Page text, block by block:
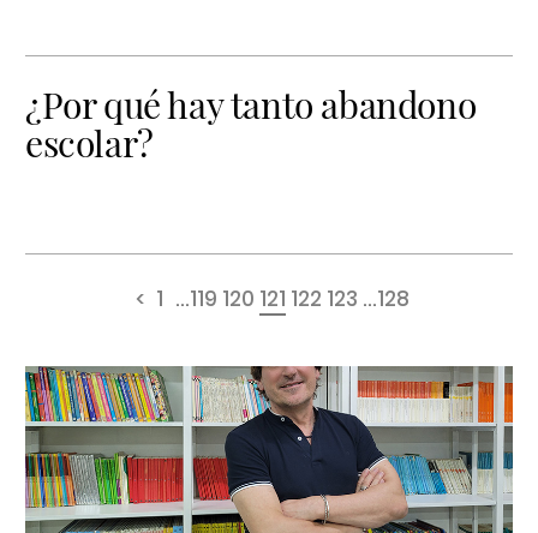
¿Por qué hay tanto abandono
escolar?
< 1 ...119 120 121 122 123 ...128